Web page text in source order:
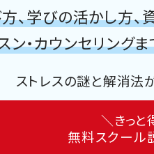
、学びの活かし方
ン・カウンセリング
ストレスの謎と解消法
＼きっと
無料スクール